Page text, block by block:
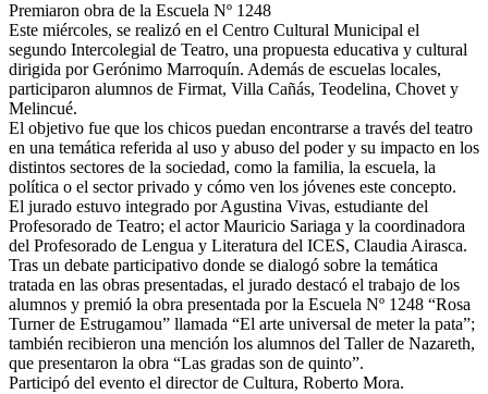
Premiaron obra de la Escuela Nº 1248
Este miércoles, se realizó en el Centro Cultural Municipal el
segundo Intercolegial de Teatro, una propuesta educativa y cultural
dirigida por Gerónimo Marroquín. Además de escuelas locales,
participaron alumnos de Firmat, Villa Cañás, Teodelina, Chovet y
Melincué.
El objetivo fue que los chicos puedan encontrarse a través del teatro
en una temática referida al uso y abuso del poder y su impacto en los
distintos sectores de la sociedad, como la familia, la escuela, la
política o el sector privado y cómo ven los jóvenes este concepto.
El jurado estuvo integrado por Agustina Vivas, estudiante del
Profesorado de Teatro; el actor Mauricio Sariaga y la coordinadora
del Profesorado de Lengua y Literatura del ICES, Claudia Airasca.
Tras un debate participativo donde se dialogó sobre la temática
tratada en las obras presentadas, el jurado destacó el trabajo de los
alumnos y premió la obra presentada por la Escuela Nº 1248 “Rosa
Turner de Estrugamou” llamada “El arte universal de meter la pata”;
también recibieron una mención los alumnos del Taller de Nazareth,
que presentaron la obra “Las gradas son de quinto”.
Participó del evento el director de Cultura, Roberto Mora.